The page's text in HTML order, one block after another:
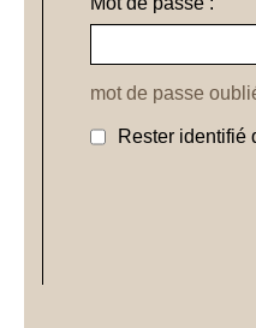
mot de passe
Rester identifié